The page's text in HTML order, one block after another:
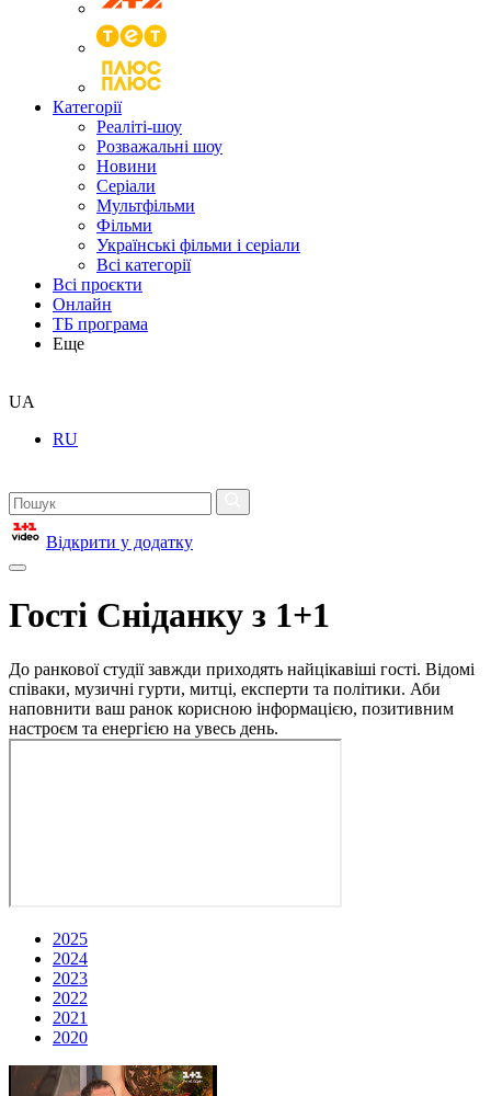
Категорії
Реаліті-шоу
Розважальні шоу
Новини
Серіали
Мультфільми
Фільми
Українські фільми і серіали
Всі категорії
Всі проєкти
Онлайн
ТБ програма
Еще
UA
RU
Відкрити у додатку
Гості Сніданку з 1+1
До ранкової студії завжди приходять найцікавіші гості. Відомі
співаки, музичні гурти, митці, експерти та політики. Аби
наповнити ваш ранок корисною інформацією, позитивним
настроєм та енергією на увесь день.
2025
2024
2023
2022
2021
2020